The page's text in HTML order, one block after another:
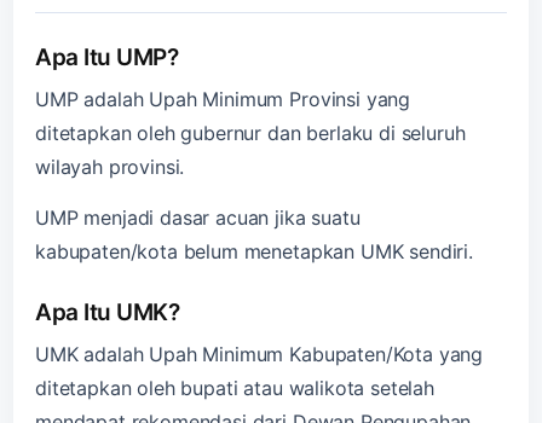
Apa Itu UMP?
UMP adalah Upah Minimum Provinsi yang
ditetapkan oleh gubernur dan berlaku di seluruh
wilayah provinsi.
UMP menjadi dasar acuan jika suatu
kabupaten/kota belum menetapkan UMK sendiri.
Apa Itu UMK?
UMK adalah Upah Minimum Kabupaten/Kota yang
ditetapkan oleh bupati atau walikota setelah